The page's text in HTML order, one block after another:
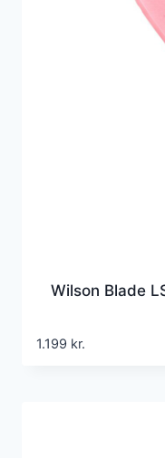
Wilson Blade
1.199 kr.